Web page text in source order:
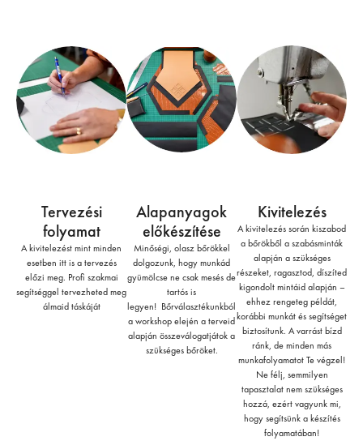
Tervezési
folyamat
A kivitelezést mint minden
esetben itt is a tervezés
előzi meg. Profi szakmai
segítséggel tervezheted meg
álmaid táskáját
Alapanyagok
előkészítése
Minőségi, olasz bőrökkel
dolgozunk, hogy munkád
gyümölcse ne csak mesés de
tartós is
legyen! Bőrválasztékunkból
a workshop elején a terveid
alapján összeválogatjátok a
szükséges bőröket.
Kivitelezés
A kivitelezés során kiszabod
a bőrökből a szabásminták
alapján a szükséges
részeket, ragasztod, díszíted
kigondolt mintáid alapján –
ehhez rengeteg példát,
korábbi munkát és segítséget
biztosítunk. A varrást bízd
ránk, de minden más
munkafolyamatot Te végzel!
Ne félj, semmilyen
tapasztalat nem szükséges
hozzá, ezért vagyunk mi,
hogy segítsünk a készítés
folyamatában!